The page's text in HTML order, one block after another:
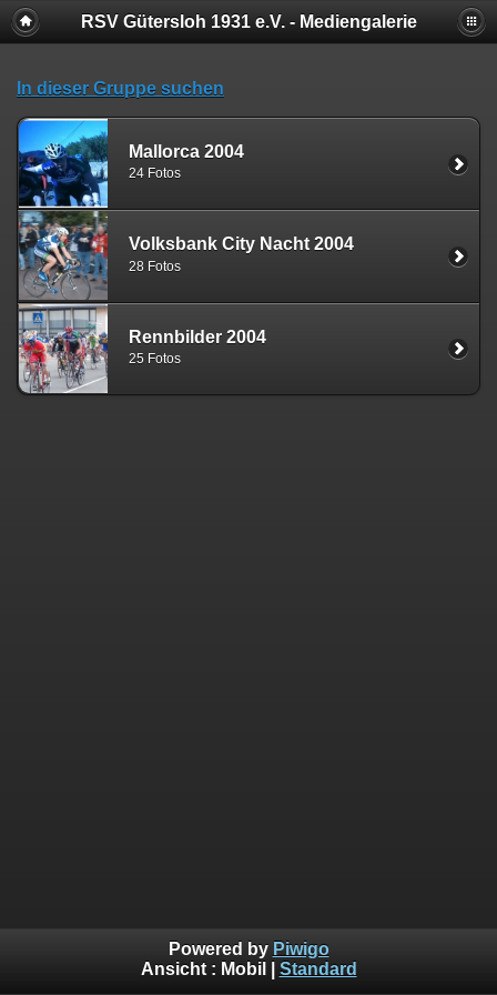
RSV Gütersloh 1931 e.V. - Mediengalerie
In dieser Gruppe suchen
Mallorca 2004
24 Fotos
Volksbank City Nacht 2004
28 Fotos
Rennbilder 2004
25 Fotos
Powered by Piwigo
Ansicht : Mobil Standard